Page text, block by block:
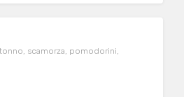
scamorza, pomodorini,